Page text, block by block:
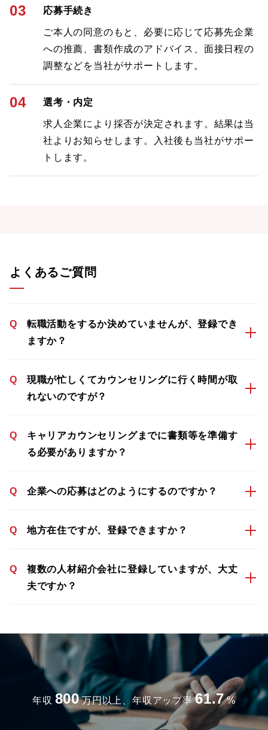
03 応募手続き
ご本人の同意のもと、必要に応じて応募先企業
への推薦、書類作成のアドバイス、面接日程の
調整などを当社がサポートします。
04 選考・内定
求人企業により採否が決定されます。結果は当
社よりお知らせします。入社後も当社がサポー
トします。
よくあるご質問
Q
転職活動をするか決めていませんが、登録でき
ますか？
Q
現職が忙しくてカウンセリングに行く時間が取
れないのですが？
Q
キャリアカウンセリングまでに書類等を準備す
る必要がありますか？
Q 企業への応募はどのようにするのですか？
Q 地方在住ですが、登録できますか？
Q
複数の人材紹介会社に登録していますが、大丈
夫ですか？
年収 800 万円以上、年収アップ率 61.7 %